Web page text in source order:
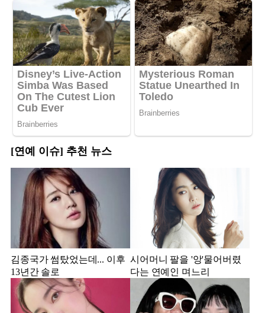
[연예 이슈] 추천 뉴스
김종국가 썸탔었는데... 이후
13년간 솔로
시어머니 팔을 '앙'물어버렸
다는 연예인 며느리